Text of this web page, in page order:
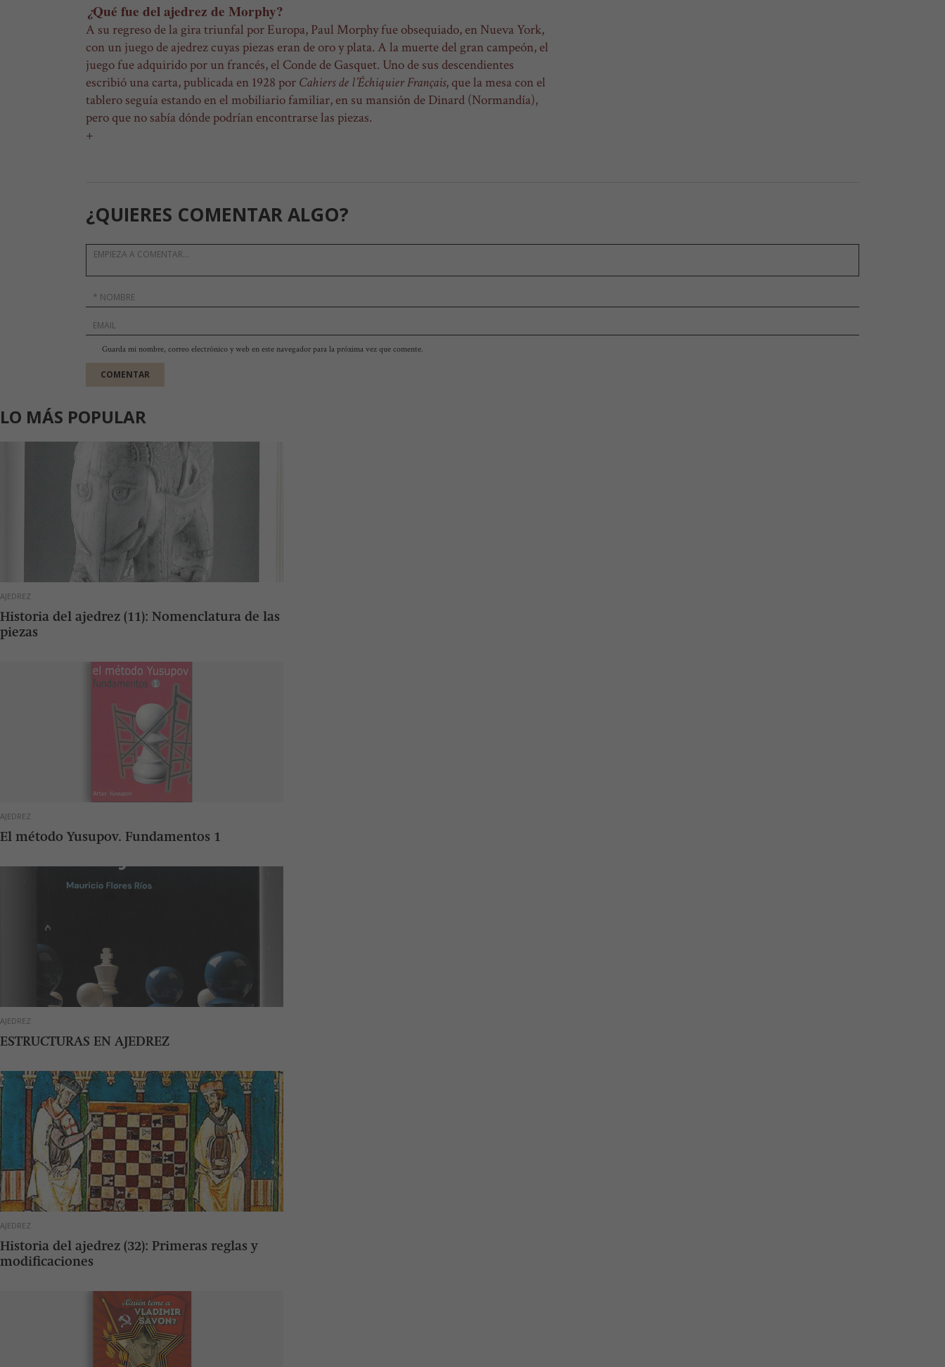
¿Qué fue del ajedrez de Morphy?
A su regreso de la gira triunfal por Europa, Paul Morphy fue obsequiado, en Nueva York,
con un juego de ajedrez cuyas piezas eran de oro y plata. A la muerte del gran campeón, el
juego fue adquirido por un francés, el Conde de Gasquet. Uno de sus descendientes
escribió una carta, publicada en 1928 por Cahiers de l’Échiquier Français, que la mesa con el
tablero seguía estando en el mobiliario familiar, en su mansión de Dinard (Normandía),
pero que no sabía dónde podrían encontrarse las piezas.
+
¿QUIERES COMENTAR ALGO?
Guarda mi nombre, correo electrónico y web en este navegador para la próxima vez que comente.
LO MÁS POPULAR
AJEDREZ
Historia del ajedrez (11): Nomenclatura de las
piezas
AJEDREZ
El método Yusupov. Fundamentos 1
AJEDREZ
ESTRUCTURAS EN AJEDREZ
AJEDREZ
Historia del ajedrez (32): Primeras reglas y
modificaciones